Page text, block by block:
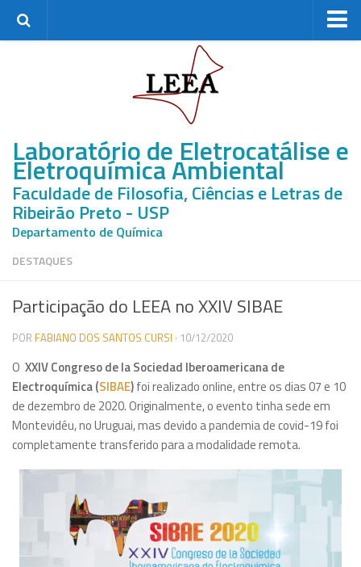
Ex-membros
Mestrandos
Doutorandos
Pós-Doutores
Projetos de Pesquisa
Recursos Disponíveis
Produções
Publicações Recentes
Dissertações defendidas
Teses defendidas
Participações em Congressos
Popularização da Ciência
Células a combustível
Laboratório de Eletrocatálise e
Eletroquímica Ambiental
Faculdade de Filosofia, Ciências e Letras de
Ribeirão Preto - USP
Departamento de Química
DESTAQUES
Participação do LEEA no XXIV SIBAE
POR FABIANO DOS SANTOS CURSI · 10/12/2020
O XXIV Congreso de la Sociedad Iberoamericana de
Electroquímica (SIBAE)foi realizado online, entre os dias 07 e 10
de dezembro de 2020. Originalmente, o evento tinha sede em
Montevidéu, no Uruguai, mas devido a pandemia de covid-19 foi
completamente transferido para a modalidade remota.